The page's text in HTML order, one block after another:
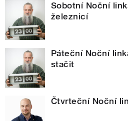
Sobotní Noční
železnicí
Páteční Noční
stačit
Čtvrteční Noční